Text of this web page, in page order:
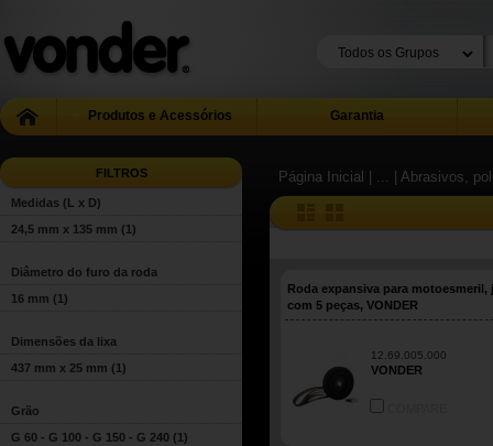
Produtos e Acessórios Garantia
FILTROS
Medidas (L x D)
24,5 mm x 135 mm (1)
Diâmetro do furo da roda
16 mm (1)
Dimensões da lixa
437 mm x 25 mm (1)
Grão
G 60 - G 100 - G 150 - G 240 (1)
Página Inicial | ... | Abrasivos,
Roda expansiva para motoesmeril,
com 5 peças, VONDER
12.69.005.000
VONDER